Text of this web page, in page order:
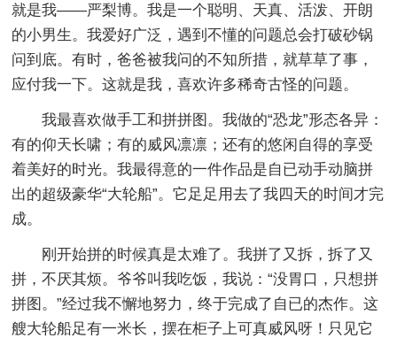
就是我——严梨博。我是一个聪明、天真、活泼、开朗
的小男生。我爱好广泛，遇到不懂的问题总会打破砂锅
问到底。有时，爸爸被我问的不知所措，就草草了事，
应付我一下。这就是我，喜欢许多稀奇古怪的问题。
我最喜欢做手工和拼拼图。我做的“恐龙”形态各异：
有的仰天长啸；有的威风凛凛；还有的悠闲自得的享受
着美好的时光。我最得意的一件作品是自已动手动脑拼
出的超级豪华“大轮船”。它足足用去了我四天的时间才完
成。
刚开始拼的时候真是太难了。我拼了又拆，拆了又
拼，不厌其烦。爷爷叫我吃饭，我说：“没胃口，只想拼
拼图。”经过我不懈地努力，终于完成了自已的杰作。这
艘大轮船足有一米长，摆在柜子上可真威风呀！只见它